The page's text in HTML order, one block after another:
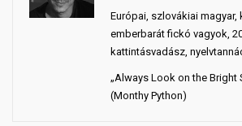
Európai, szlovákiai magyar,
emberbarát fickó vagyok,
kattintásvadász,
„Always Look on the Bright
(Monthy Python)